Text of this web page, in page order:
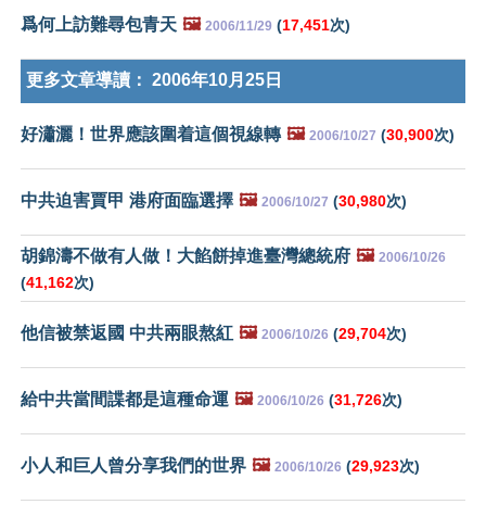
爲何上訪難尋包青天 🖼️ 2006/11/29 (17,451次)
更多文章導讀： 2006年10月25日
好瀟灑！世界應該圍着這個視線轉 🖼️ 2006/10/27 (30,900次)
中共迫害賈甲 港府面臨選擇 🖼️ 2006/10/27 (30,980次)
胡錦濤不做有人做！大餡餅掉進臺灣總統府 🖼️ 2006/10/26
(41,162次)
他信被禁返國 中共兩眼熬紅 🖼️ 2006/10/26 (29,704次)
給中共當間諜都是這種命運 🖼️ 2006/10/26 (31,726次)
小人和巨人曾分享我們的世界 🖼️ 2006/10/26 (29,923次)